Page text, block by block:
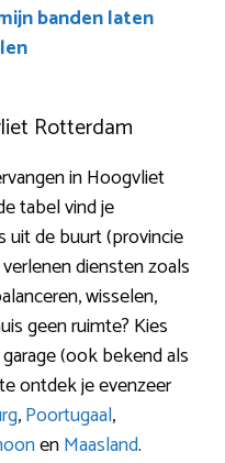
banden laten
Rotterdam
in Hoogvliet
tabel vind je
uit de buurt (provincie
diensten zoals
wisselen,
geen ruimte? Kies
(ook bekend als
ontdek je evenzeer
,Poortugaal,
enMaasland.